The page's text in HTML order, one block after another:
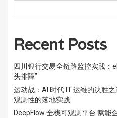
Recent Posts
四川银行交易全链路监控实践：
头排障”
运动战：AI 时代 IT 运维的决胜
观测性的落地实践
DeepFlow 全栈可观测平台 赋能